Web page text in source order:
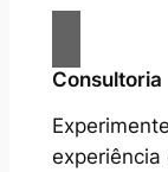
Consultoria
experiência